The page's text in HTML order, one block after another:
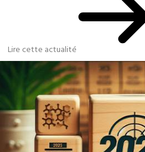
Lire cette actualité